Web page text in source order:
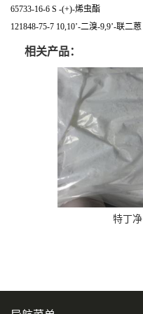
65733-16-6 S -(+)-烯虫酯
121848-75-7 10,10’-二溴-9,9’-联二蒽
相关产品：
特丁净